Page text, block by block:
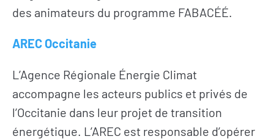
des animateurs du programme FABACÉÉ.
AREC Occitanie
L’Agence Régionale Énergie Climat
accompagne les acteurs publics et privés de
l’Occitanie dans leur projet de transition
énergétique. L’AREC est responsable d’opérer